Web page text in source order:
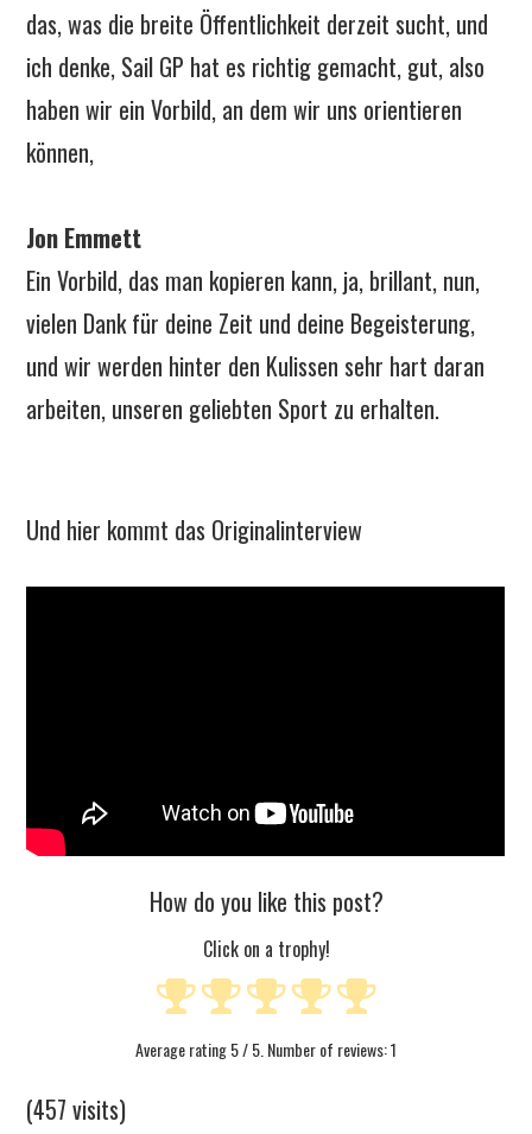
das, was die breite Öffentlichkeit derzeit sucht, und
ich denke, Sail GP hat es richtig gemacht, gut, also
haben wir ein Vorbild, an dem wir uns orientieren
können,
Jon Emmett
Ein Vorbild, das man kopieren kann, ja, brillant, nun,
vielen Dank für deine Zeit und deine Begeisterung,
und wir werden hinter den Kulissen sehr hart daran
arbeiten, unseren geliebten Sport zu erhalten.
Und hier kommt das Originalinterview
How do you like this post?
Click on a trophy!
Average rating5/ 5. Number of reviews:1
(457 visits)